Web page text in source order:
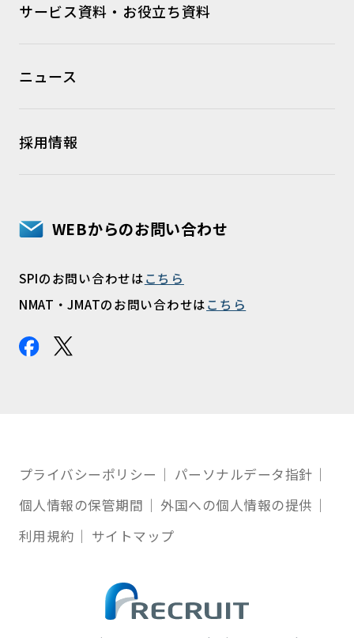
サービス資料・お役立ち資料
ニュース
採用情報
WEBからのお問い合わせ
SPIのお問い合わせはこちら
NMAT・JMATのお問い合わせはこちら
プライバシーポリシー
パーソナルデータ指針
個人情報の保管期間
外国への個人情報の提供
利用規約
サイトマップ